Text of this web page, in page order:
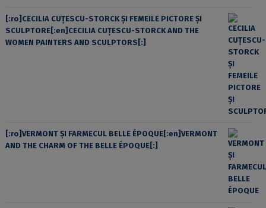
[:ro]CECILIA CUŢESCU-STORCK ŞI FEMEILE PICTORE ŞI
SCULPTORE[:en]CECILIA CUŢESCU-STORCK AND THE
WOMEN PAINTERS AND SCULPTORS[:]
[:ro]VERMONT ȘI FARMECUL BELLE ÉPOQUE[:en]VERMONT
AND THE CHARM OF THE BELLE ÉPOQUE[:]